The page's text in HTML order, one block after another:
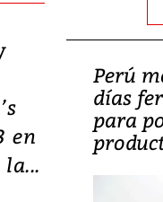
en
y
Perú
días
para